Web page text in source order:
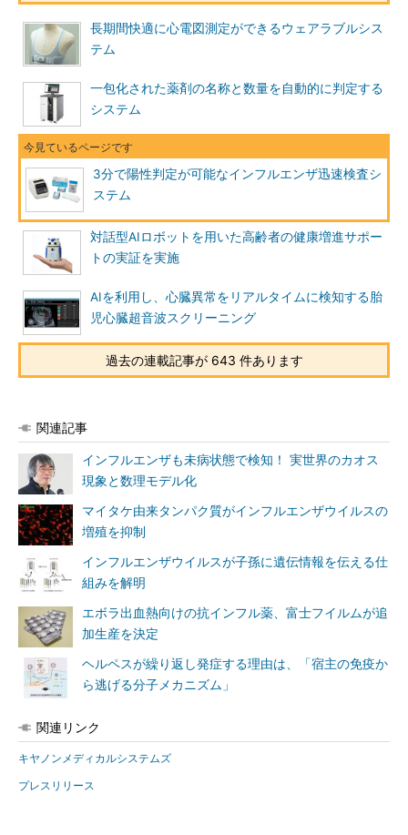
長期間快適に心電図測定ができるウェアラブルシス
テム
一包化された薬剤の名称と数量を自動的に判定する
システム
3分で陽性判定が可能なインフルエンザ迅速検査シ
ステム
対話型AIロボットを用いた高齢者の健康増進サポー
トの実証を実施
AIを利用し、心臓異常をリアルタイムに検知する胎
児心臓超音波スクリーニング
過去の連載記事が 643 件あります
関連記事
インフルエンザも未病状態で検知！ 実世界のカオス
現象と数理モデル化
マイタケ由来タンパク質がインフルエンザウイルスの
増殖を抑制
インフルエンザウイルスが子孫に遺伝情報を伝える仕
組みを解明
エボラ出血熱向けの抗インフル薬、富士フイルムが追
加生産を決定
ヘルペスが繰り返し発症する理由は、「宿主の免疫か
ら逃げる分子メカニズム」
関連リンク
キヤノンメディカルシステムズ
プレスリリース